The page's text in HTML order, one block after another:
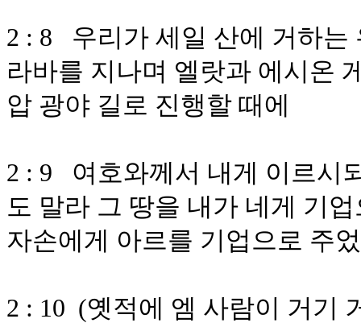
2 : 8 우리가 세일 산에 거하는
라바를 지나며 엘랏과 에시온
압 광야 길로 진행할 때에
2 : 9 여호와께서 내게 이르시
도 말라 그 땅을 내가 네게 기
자손에게 아르를 기업으로 주
2 : 10 (옛적에 엠 사람이 거기